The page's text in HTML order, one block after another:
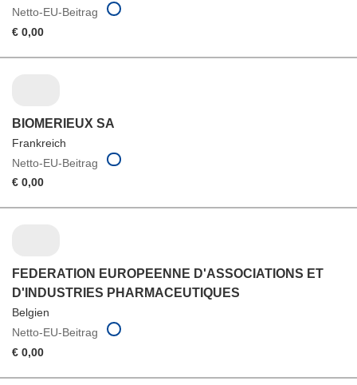
Netto-EU-Beitrag
€ 0,00
BIOMERIEUX SA
Frankreich
Netto-EU-Beitrag
€ 0,00
FEDERATION EUROPEENNE D'ASSOCIATIONS ET
D'INDUSTRIES PHARMACEUTIQUES
Belgien
Netto-EU-Beitrag
€ 0,00